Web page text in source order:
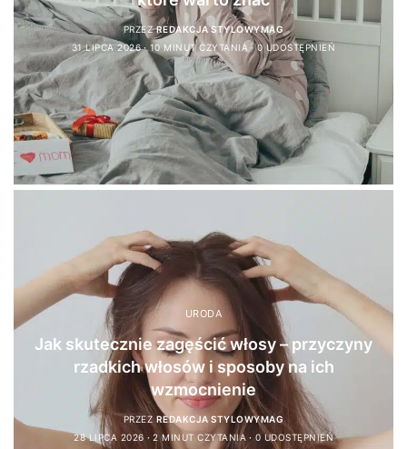
PRZEZ REDAKCJA STYLOWYMAG
31 LIPCA 2026
10 MINUT CZYTANIA 0 UDOSTĘPNIEŃ
URODA
Jak skutecznie zagęścić włosy – przyczyny
rzadkich włosów i sposoby na ich
wzmocnienie
PRZEZ REDAKCJA STYLOWYMAG
28 LIPCA 2026
2 MINUT CZYTANIA 0 UDOSTĘPNIEŃ